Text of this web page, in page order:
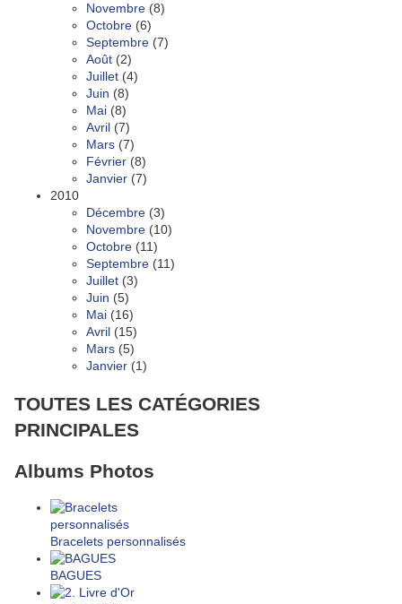
Novembre (8)
Octobre (6)
Septembre (7)
Août (2)
Juillet (4)
Juin (8)
Mai (8)
Avril (7)
Mars (7)
Février (8)
Janvier (7)
2010
Décembre (3)
Novembre (10)
Octobre (11)
Septembre (11)
Juillet (3)
Juin (5)
Mai (16)
Avril (15)
Mars (5)
Janvier (1)
TOUTES LES CATÉGORIES
PRINCIPALES
Albums Photos
Bracelets personnalisés
BAGUES